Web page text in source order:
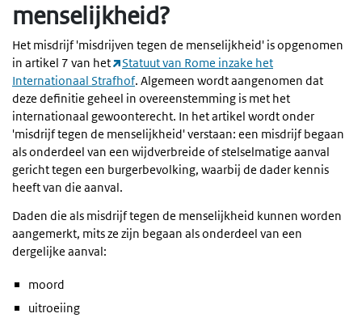
menselijkheid?
Het misdrijf 'misdrijven tegen de menselijkheid' is opgenomen
in artikel 7 van het
Statuut van Rome inzake het
Internationaal Strafhof. Algemeen wordt aangenomen dat
deze definitie geheel in overeenstemming is met het
internationaal gewoonterecht. In het artikel wordt onder
'misdrijf tegen de menselijkheid' verstaan: een misdrijf begaan
als onderdeel van een wijdverbreide of stelselmatige aanval
gericht tegen een burgerbevolking, waarbij de dader kennis
heeft van die aanval.
Daden die als misdrijf tegen de menselijkheid kunnen worden
aangemerkt, mits ze zijn begaan als onderdeel van een
dergelijke aanval:
moord
uitroeiing